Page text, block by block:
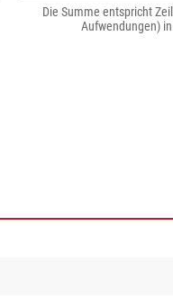
Die Summe entspricht
Aufwendungen)